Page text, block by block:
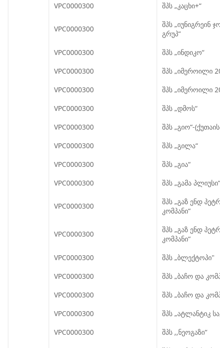
VPC0000300 შპს „კაცხი+“
VPC0000300
შპს „იუნიგრეინ
გრუპ“
VPC0000300
შპს „ინდიკო“
VPC0000300
შპს „იმეროილი
VPC0000300
შპს „იმეროილი
VPC0000300
შპს „დმოს“
VPC0000300
შპს „გიო“-
VPC0000300
შპს „გილა“
VPC0000300
შპს „გია“
VPC0000300
შპს „გამა პლიუსი“
VPC0000300
შპს „გაზ ენდ
კომპანი“
VPC0000300
შპს „გაზ ენდ
კომპანი“
VPC0000300
შპს „ბლექტოპი"
VPC0000300
შპს „ბაჩო და
VPC0000300
შპს „ბაჩო და
VPC0000300
შპს „ატლანტიკ
VPC0000300
შპს ,,ნეოგაზი“